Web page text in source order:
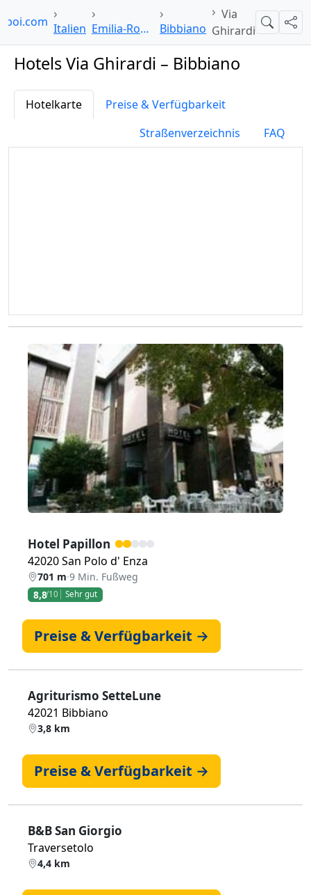
Italien Emilia-Romagna Bibbiano
Via
Ghirardi
Suche
Hotels Via Ghirardi – Bibbiano
Hotelkarte
Preise & Verfügbarkeit
Straßenverzeichnis
FAQ
Zurück
Hotel Papillon
42020 San Polo d' Enza
701 m·9 Min. Fußweg
8,8/10 Sehr gut
Preise & Verfügbarkeit →
Agriturismo SetteLune
42021 Bibbiano
3,8 km
Preise & Verfügbarkeit →
B&B San Giorgio
Traversetolo
4,4 km